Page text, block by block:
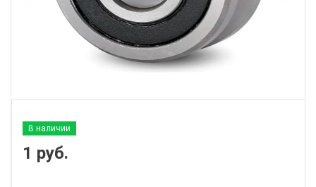
В наличии
1 руб.